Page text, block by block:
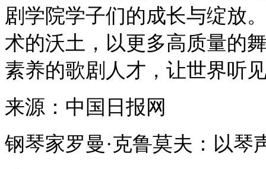
剧学院学子们的成长与绽放
术的沃土，以更多高质量的
素养的歌剧人才，让世界听
来源：中国日报网
钢琴家罗曼·克鲁莫夫：以